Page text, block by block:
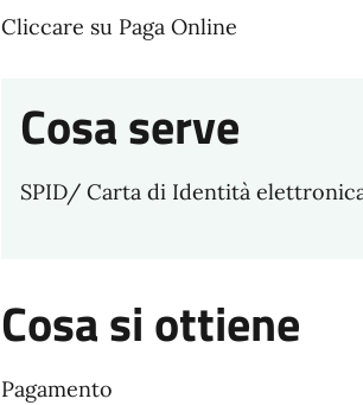
Cliccare su Paga Online
Cosa serve
SPID/ Carta di Identità
Cosa si ottiene
Pagamento